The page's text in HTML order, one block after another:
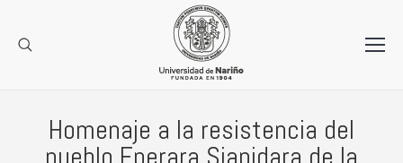
Homenaje a la resistencia del